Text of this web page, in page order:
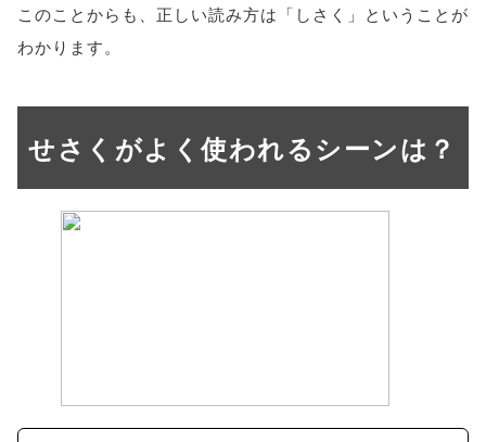
このことからも、正しい読み方は「しさく」ということが
わかります。
せさくがよく使われるシーンは？